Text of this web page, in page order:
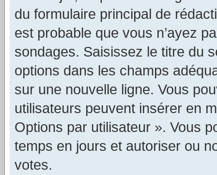
du formulaire principal de
est probable que vous n’ayez
sondages. Saisissez le titre du
options dans les champs
sur une nouvelle ligne. Vous
utilisateurs peuvent insérer en
Options par utilisateur ». Vous
temps en jours et autoriser ou
votes.